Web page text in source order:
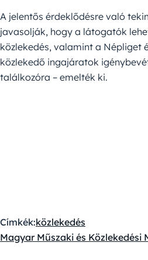
A jelentős érdeklődésre való
javasolják, hogy a látogatók
közlekedés, valamint a Népliget
közlekedő ingajáratok
találkozóra – emelték ki.
Címkék:közlekedés
Magyar Műszaki és Közlekedési